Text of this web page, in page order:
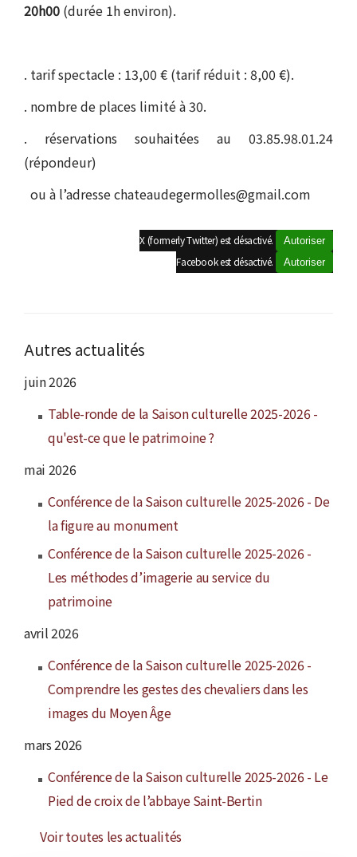
20h00 (durée 1h environ).
. tarif spectacle : 13,00 € (tarif réduit : 8,00 €).
. nombre de places limité à 30.
. réservations souhaitées au 03.85.98.01.24
(répondeur)
ou à l’adresse chateaudegermolles@gmail.com
X (formerly Twitter) est désactivé. Autoriser
Facebook est désactivé. Autoriser
Autres actualités
juin 2026
Table-ronde de la Saison culturelle 2025-2026 -
qu'est-ce que le patrimoine ?
mai 2026
Conférence de la Saison culturelle 2025-2026 - De
la figure au monument
Conférence de la Saison culturelle 2025-2026 -
Les méthodes d’imagerie au service du
patrimoine
avril 2026
Conférence de la Saison culturelle 2025-2026 -
Comprendre les gestes des chevaliers dans les
images du Moyen Âge
mars 2026
Conférence de la Saison culturelle 2025-2026 - Le
Pied de croix de l’abbaye Saint-Bertin
Voir toutes les actualités